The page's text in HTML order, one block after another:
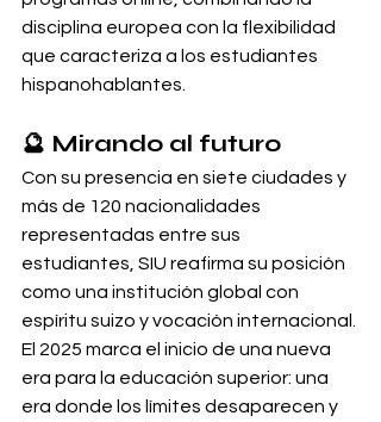
disciplina europea con la flexibilidad
que caracteriza a los estudiantes
hispanohablantes.
🔮 Mirando al futuro
Con su presencia en siete ciudades y
más de 120 nacionalidades
representadas entre sus
estudiantes, SIU reafirma su posición
como una institución global con
espíritu suizo y vocación internacional.
El 2025 marca el inicio de una nueva
era para la educación superior: una
era donde los límites desaparecen y